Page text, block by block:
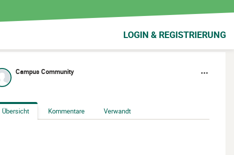
LOGIN & REGISTRIERUNG
Campus Community
Übersicht Kommentare Verwandt